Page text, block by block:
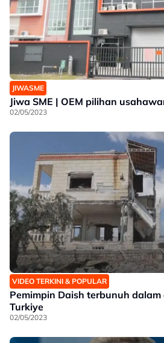
JIWASME
Jiwa SME | OEM pilihan
02/05/2023
VIDEO TERKINI & POPULAR
Pemimpin Daish terbunuh
Turkiye
02/05/2023